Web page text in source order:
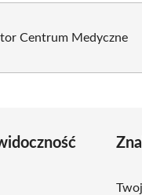
Centrum Medyczne